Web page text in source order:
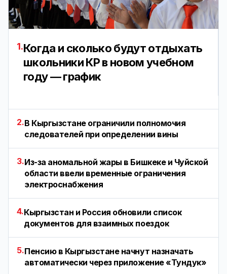
1.Когда и сколько будут отдыхать
школьники КР в новом учебном
году — график
2.В Кыргызстане ограничили полномочия
следователей при определении вины
3.Из-за аномальной жары в Бишкеке и Чуйской
области ввели временные ограничения
электроснабжения
4.Кыргызстан и Россия обновили список
документов для взаимных поездок
5.Пенсию в Кыргызстане начнут назначать
автоматически через приложение «Тундук»